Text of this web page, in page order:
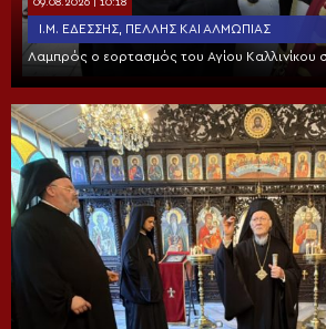
09.08.2026 | 10:18
Ι.Μ. ΕΔΈΣΣΗΣ, ΠΈΛΛΗΣ ΚΑΙ ΑΛΜΩΠΊΑΣ
Λαμπρός ο εορτασμός του Αγίου Καλλινίκου